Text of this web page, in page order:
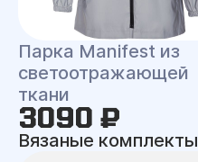
Парка Manifest из
светоотражающей
ткани
3090 ₽
Вязаные комплекты